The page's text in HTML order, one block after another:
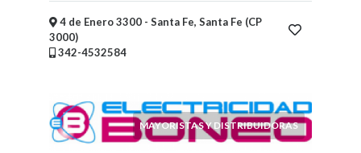
Supermercados,
Mercados,
Fotografía
Vidrieras
4 de Enero 3300 - Santa Fe, Santa Fe (CP
3000)
342-4532584
MAYORISTAS Y DISTRIBUIDORAS